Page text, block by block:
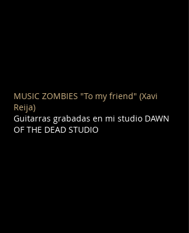
MUSIC ZOMBIES "To my friend" (Xavi
Reija)
Guitarras grabadas en mi studio DAWN
OF THE DEAD STUDIO